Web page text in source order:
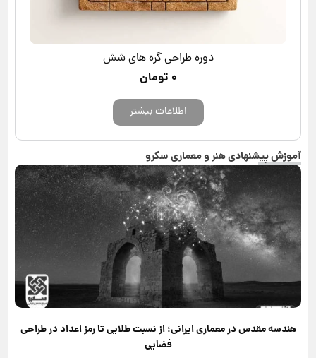
دوره طراحی گره های شش
۰ تومان
اطلاعات بیشتر
آموزش پیشنهادی هنر و معماری سکرو
هندسه مقدس در معماری ایرانی؛ از نسبت طلایی تا رمز اعداد در طراحی
فضایی